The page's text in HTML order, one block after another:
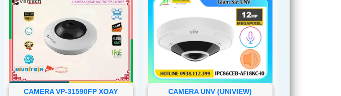
CAMERA VP-31590FP XOAY
CAMERA UNV (UNIVIEW)